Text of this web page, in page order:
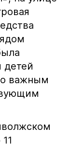
детей
важным